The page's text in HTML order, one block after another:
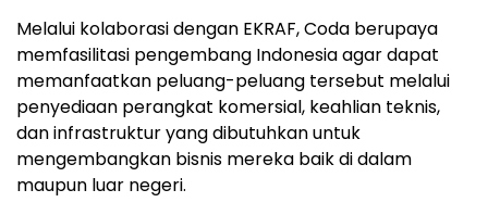
Melalui kolaborasi dengan EKRAF, Coda berupaya
memfasilitasi pengembang Indonesia agar dapat
memanfaatkan peluang-peluang tersebut melalui
penyediaan perangkat komersial, keahlian teknis,
dan infrastruktur yang dibutuhkan untuk
mengembangkan bisnis mereka baik di dalam
maupun luar negeri.